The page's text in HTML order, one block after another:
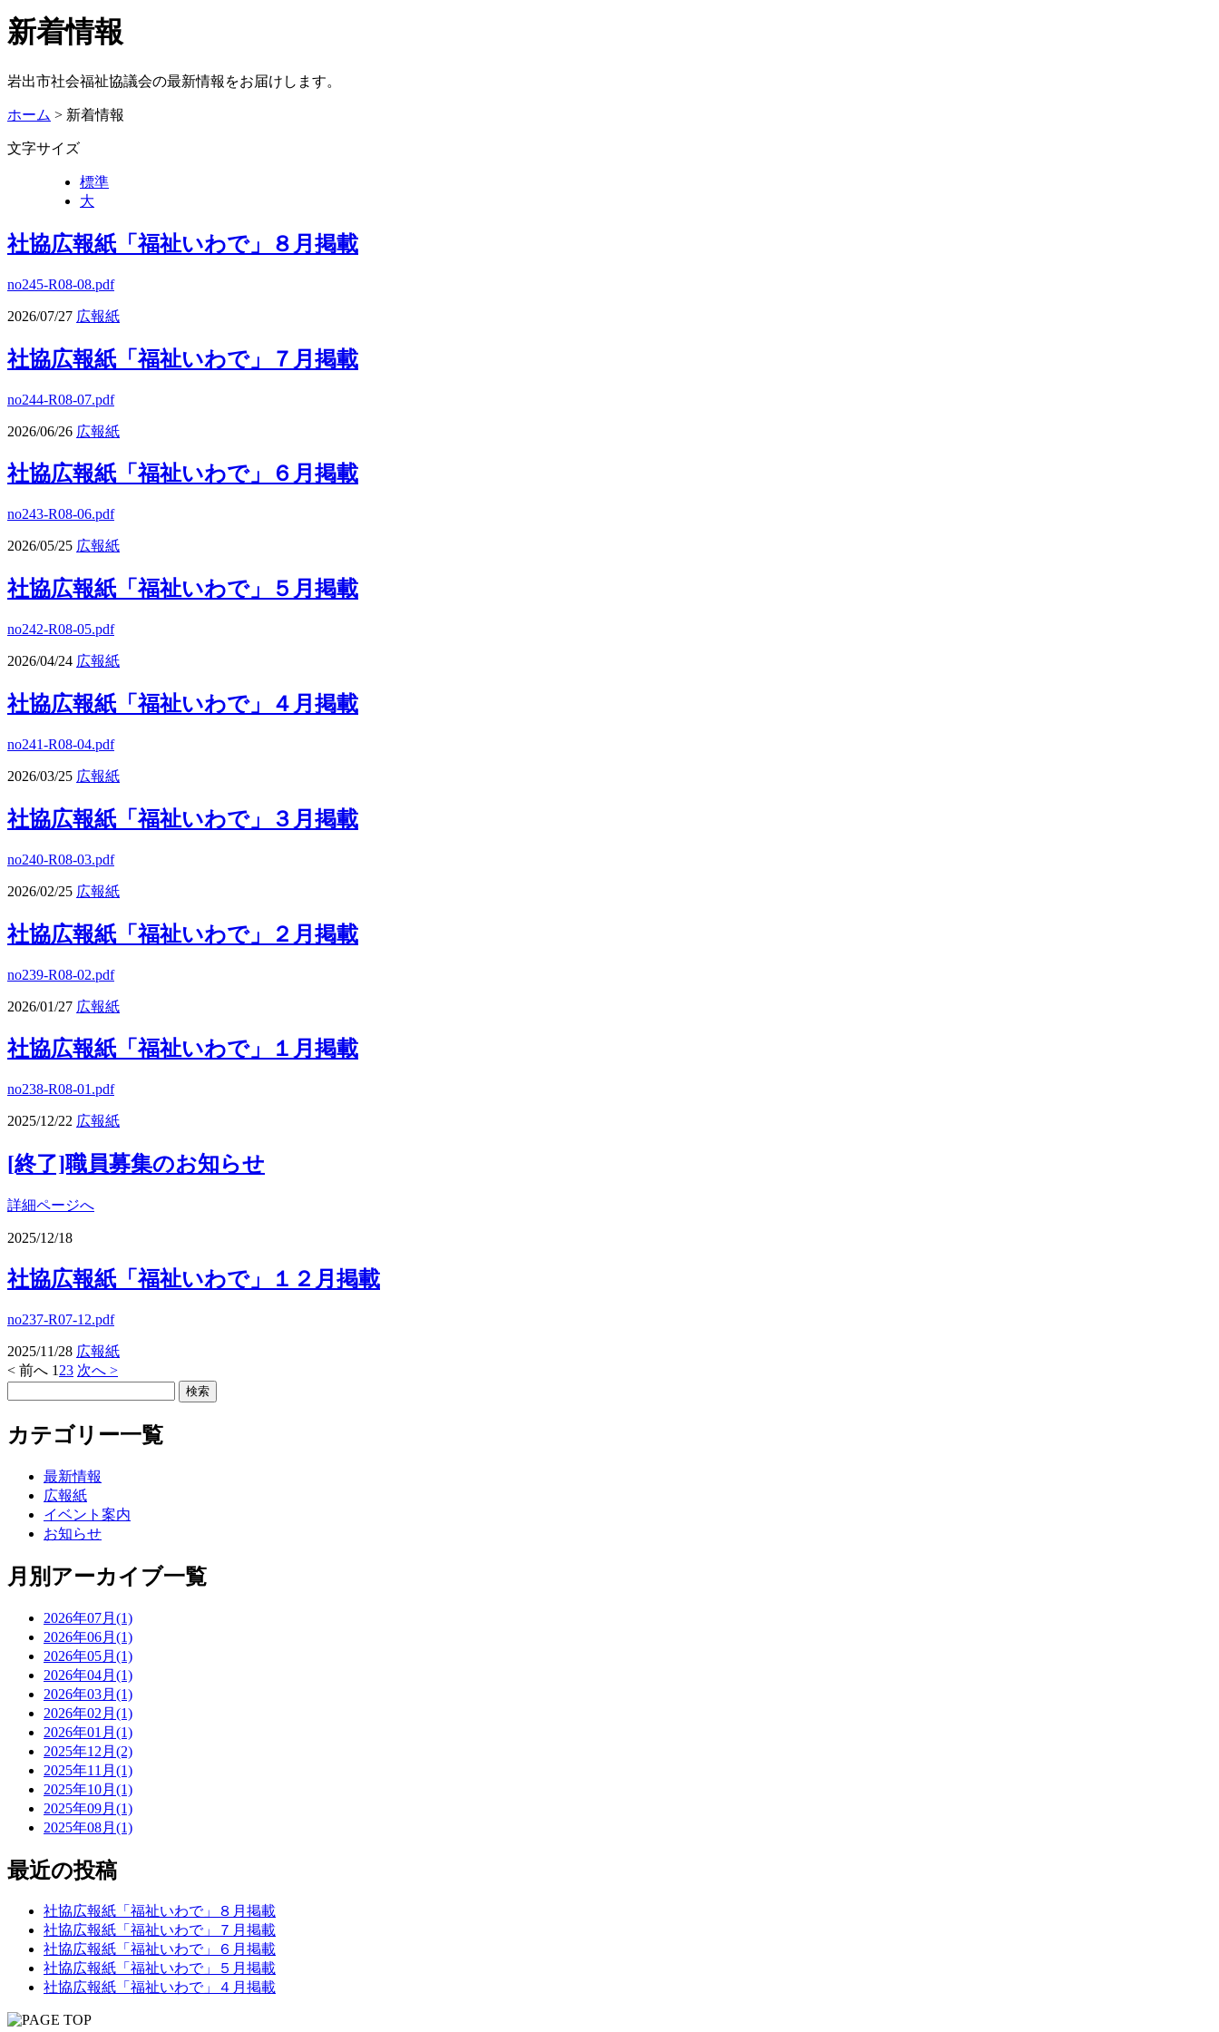
新着情報
岩出市社会福祉協議会の最新情報をお届けします。
ホーム > 新着情報
文字サイズ
標準
大
社協広報紙「福祉いわで」８月掲載
no245-R08-08.pdf
2026/07/27 広報紙
社協広報紙「福祉いわで」７月掲載
no244-R08-07.pdf
2026/06/26 広報紙
社協広報紙「福祉いわで」６月掲載
no243-R08-06.pdf
2026/05/25 広報紙
社協広報紙「福祉いわで」５月掲載
no242-R08-05.pdf
2026/04/24 広報紙
社協広報紙「福祉いわで」４月掲載
no241-R08-04.pdf
2026/03/25 広報紙
社協広報紙「福祉いわで」３月掲載
no240-R08-03.pdf
2026/02/25 広報紙
社協広報紙「福祉いわで」２月掲載
no239-R08-02.pdf
2026/01/27 広報紙
社協広報紙「福祉いわで」１月掲載
no238-R08-01.pdf
2025/12/22 広報紙
[終了]職員募集のお知らせ
詳細ページへ
2025/12/18
社協広報紙「福祉いわで」１２月掲載
no237-R07-12.pdf
2025/11/28 広報紙
< 前へ 1 23 次へ >
カテゴリー一覧
最新情報
広報紙
イベント案内
お知らせ
月別アーカイブ一覧
2026年07月(1)
2026年06月(1)
2026年05月(1)
2026年04月(1)
2026年03月(1)
2026年02月(1)
2026年01月(1)
2025年12月(2)
2025年11月(1)
2025年10月(1)
2025年09月(1)
2025年08月(1)
最近の投稿
社協広報紙「福祉いわで」８月掲載
社協広報紙「福祉いわで」７月掲載
社協広報紙「福祉いわで」６月掲載
社協広報紙「福祉いわで」５月掲載
社協広報紙「福祉いわで」４月掲載